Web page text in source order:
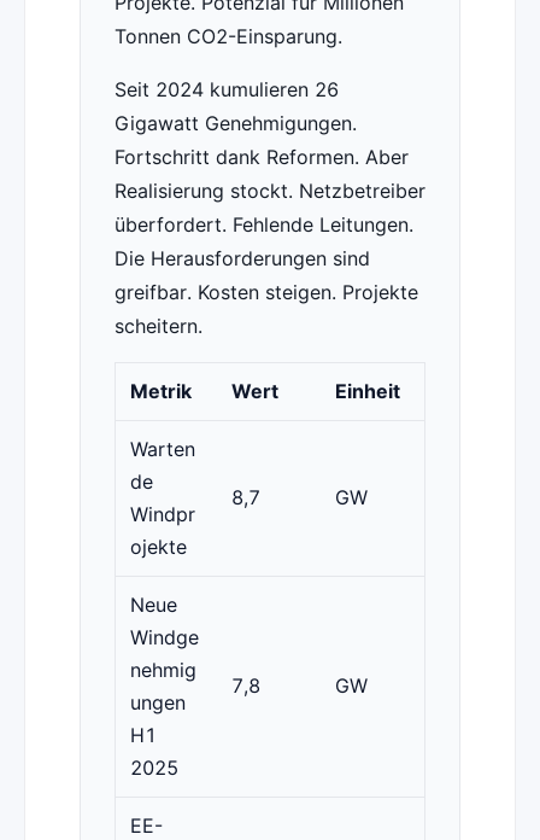
Tonnen CO2-Einsparung.
Seit 2024 kumulieren 26
Gigawatt Genehmigungen.
Fortschritt dank Reformen. Aber
Realisierung stockt. Netzbetreiber
überfordert. Fehlende Leitungen.
Die Herausforderungen sind
greifbar. Kosten steigen. Projekte
scheitern.
Metrik Wert Einheit
Warten
de
Windpr
ojekte
8,7 GW
Neue
Windge
nehmig
ungen
H1
2025
7,8 GW
EE-